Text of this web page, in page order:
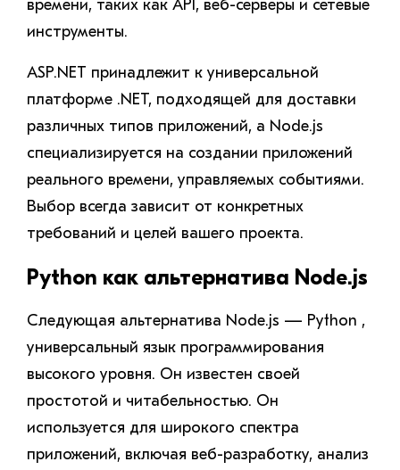
времени, таких как API, веб-серверы и сетевые
инструменты.
ASP.NET принадлежит к универсальной
платформе .NET, подходящей для доставки
различных типов приложений, а Node.js
специализируется на создании приложений
реального времени, управляемых событиями.
Выбор всегда зависит от конкретных
требований и целей вашего проекта.
Python как альтернатива Node.js
Следующая альтернатива Node.js — Python ,
универсальный язык программирования
высокого уровня. Он известен своей
простотой и читабельностью. Он
используется для широкого спектра
приложений, включая веб-разработку, анализ